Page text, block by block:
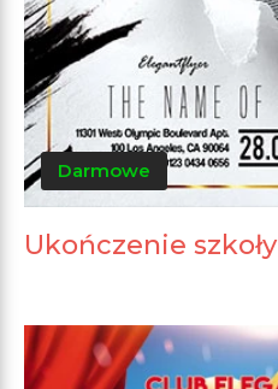
Darmowe
Ukończenie szkoły